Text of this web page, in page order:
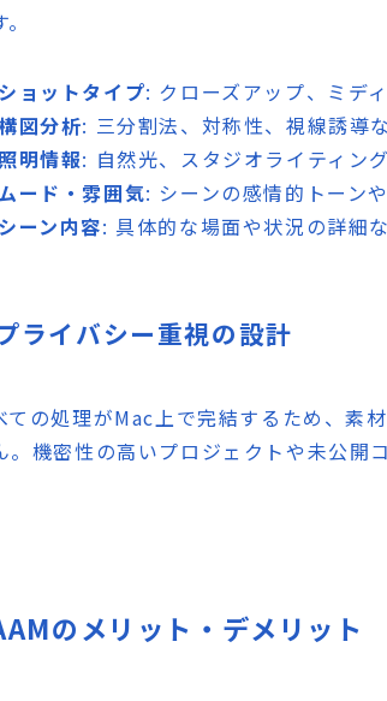
ショットタイプ: クローズアップ、ミデ
図分析: 三分割法、対称性、視線誘導
照明情報: 自然光、スタジオライティン
ムード・雰囲気: シーンの感情的トーン
シーン内容: 具体的な場面や状況の詳細
ライバシー重視の設計
ての処理がMac上で完結するため、素
。機密性の高いプロジェクトや未公開
のメリット・デメリット